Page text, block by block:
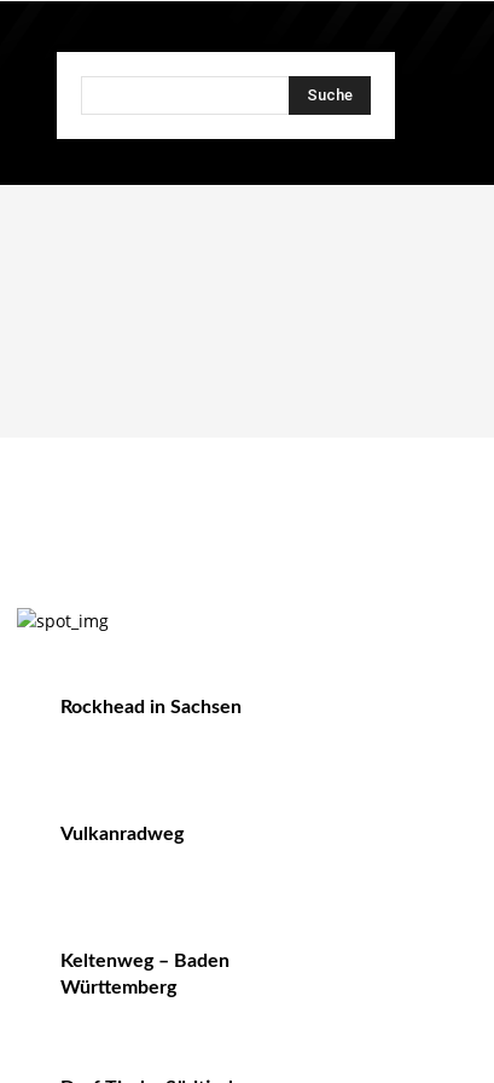
Suche
Rockhead in Sachsen
Vulkanradweg
Keltenweg – Baden
Württemberg